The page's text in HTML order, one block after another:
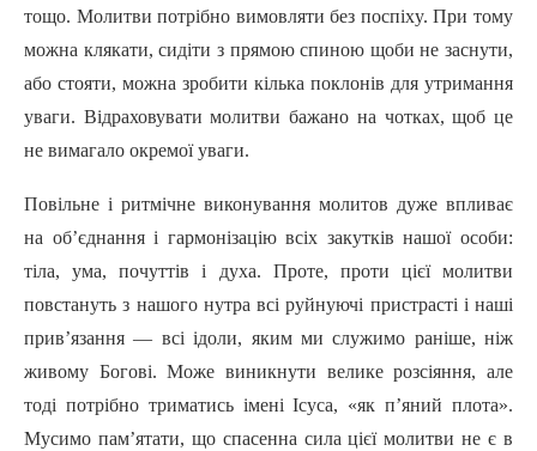
тощо. Молитви потрібно вимовляти без пocпixy. При тому
можна клякати, сидіти з прямою спиною щоби не заснути,
aбo стояти, можна зробити кілька поклонів для утримання
уваги. Відраховувати молитви бажано на чотках, щоб це
не вимагало окремої уваги.
Повільне i ритмічне виконування молитов дуже впливає
на об’єднання i гармонізацію всіх закутків нашої особи:
тіла, ума, почуттів i духа. Проте, проти цієї молитви
повстануть з нашого нутра всі руйнуючі пристрасті i наші
прив’язання — всі ідоли, яким ми служимо раніше, ніж
живому Богові. Може виникнути велике розсіяння, але
тоді потрібно триматись імені Icyca, «як п’яний плота».
Мусимо пам’ятати, що спасенна сила цієї молитви не є в